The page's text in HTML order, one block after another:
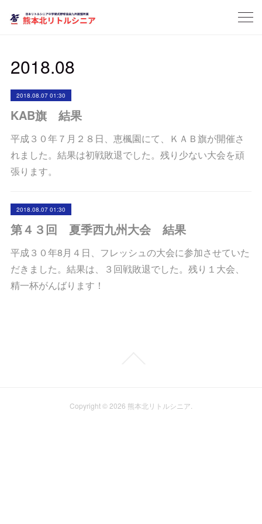
2018.08
2018.08.07 01:30
KAB旗 結果
平成３０年７月２８日、恵楓園にて、ＫＡＢ旗が開催さ
れました。結果は初戦敗退でした。残り少ない大会を頑
張ります。
2018.08.07 01:30
第４３回 夏季西九州大会 結果
平成３０年8月４日、フレッシュの大会に参加させていた
だきました。結果は、３回戦敗退でした。残り１大会、
精一杯がんばります！
Copyright © 2026 熊本北リトルシニア